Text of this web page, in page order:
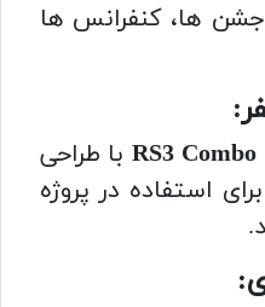
ها، کنفرانس ها
با طراحی
استفاده در پروژه